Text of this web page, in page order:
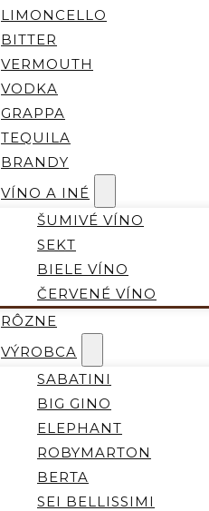
LIMONCELLO
BITTER
VERMOUTH
VODKA
GRAPPA
TEQUILA
BRANDY
VÍNO A INÉ
ŠUMIVÉ VÍNO
SEKT
BIELE VÍNO
ČERVENÉ VÍNO
RÔZNE
VÝROBCA
SABATINI
BIG GINO
ELEPHANT
ROBYMARTON
BERTA
SEI BELLISSIMI